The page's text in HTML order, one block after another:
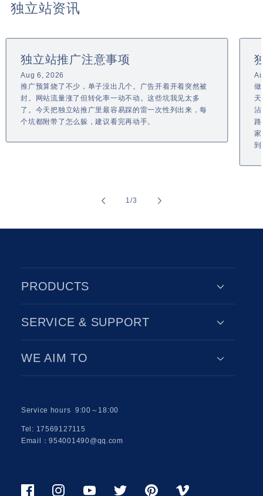
独立站资讯
独立站推广注意事项
Aug 6, 2026
推广预算烧了不少，单子没出几个。广告开着开着突然被
封。网站流量涨了但转化率一动不动。这些坑我见太多
了。今天把独立站推广里最容易踩的雷一次性列出来，每
个坑都附带了怎么躲，建议看完再动手。
做
沾
路
家
到
1/of
3
PRODUCTS
SERVICE & SUPPORT
WE AIM TO
Service hours 9:00～18:00
Tel: 17569127115
Email：954001490@qq.com